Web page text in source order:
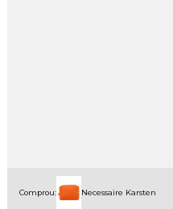
Comprou: Necessaire Karsten